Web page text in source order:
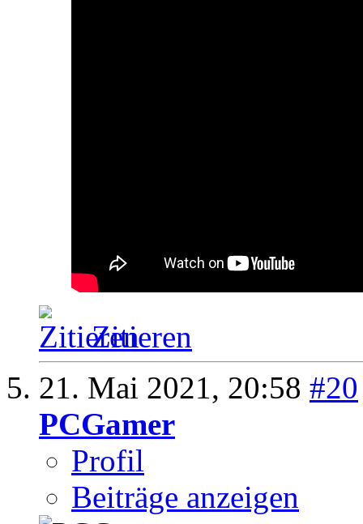
Zitieren
21. Mai 2021, 20:58 #20
PCGamer
Profil
Beiträge anzeigen